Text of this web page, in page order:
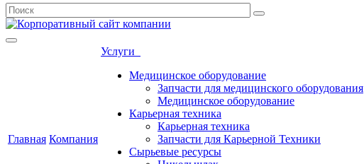
Главная Компания
Услуги
Медицинское оборудование
Запчасти для медицинского оборудования
Медицинское оборудование
Карьерная техника
Карьерная техника
Запчасти для Карьерной Техники
Сырьевые ресурсы